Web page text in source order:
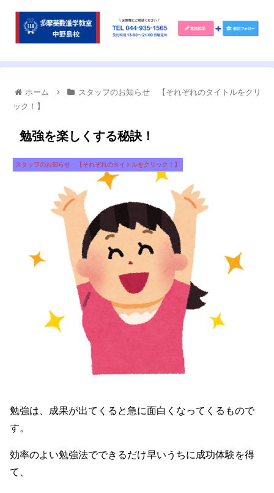
ホーム
スタッフのお知らせ 【それぞれのタイトルをクリ
ック！】
勉強を楽しくする秘訣！
スタッフのお知らせ 【それぞれのタイトルをクリック！】
勉強は、成果が出てくると急に面白くなってくるもので
す。
効率のよい勉強法でできるだけ早いうちに成功体験を得
て、